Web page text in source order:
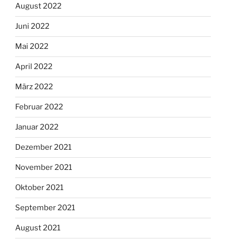
August 2022
Juni 2022
Mai 2022
April 2022
März 2022
Februar 2022
Januar 2022
Dezember 2021
November 2021
Oktober 2021
September 2021
August 2021